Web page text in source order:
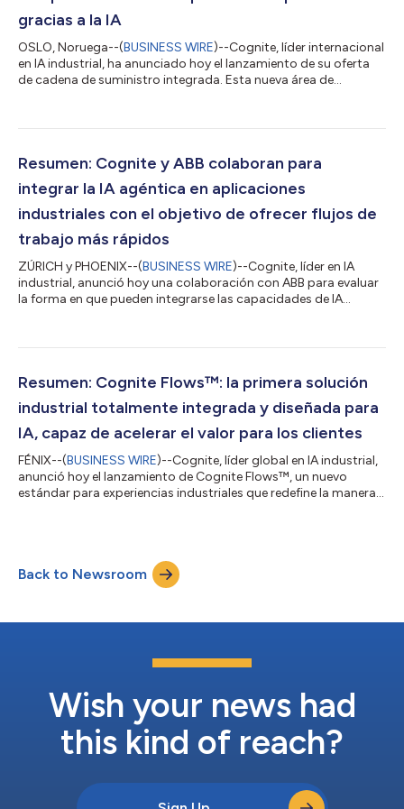
gracias a la IA
OSLO, Noruega--(BUSINESS WIRE)--Cognite, líder internacional
en IA industrial, ha anunciado hoy el lanzamiento de su oferta
de cadena de suministro integrada. Esta nueva área de
visibilidad en tiempo real, información detallada y contexto
hace tiempo existe entre las operaciones de producción y las
Resumen: Cognite y ABB colaboran para
integrar la IA agéntica en aplicaciones
industriales con el objetivo de ofrecer flujos de
trabajo más rápidos
ZÚRICH y PHOENIX--(BUSINESS WIRE)--Cognite, líder en IA
industrial, anunció hoy una colaboración con ABB para evaluar
la forma en que pueden integrarse las capacidades de IA
aplicaciones industriales establecidas, entre ellas ABB Ability™
plataforma de datos e IA industrial de Cognite, la colaboración
busca hacer posibl...
Resumen: Cognite Flows™: la primera solución
industrial totalmente integrada y diseñada para
IA, capaz de acelerar el valor para los clientes
FÉNIX--(BUSINESS WIRE)--Cognite, líder global en IA industrial,
anunció hoy el lanzamiento de Cognite Flows™, un nuevo
estándar para experiencias industriales que redefine la manera
primera línea, Cognite Flows reúne en un único espacio de
trabajo, personalizable y de visualización unificada, todo lo que
Back to Newsroom
Wish your news had
this kind of reach?